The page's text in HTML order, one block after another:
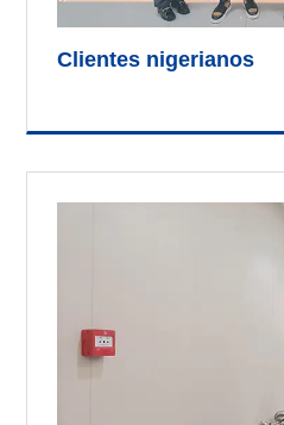
Clientes nigerianos